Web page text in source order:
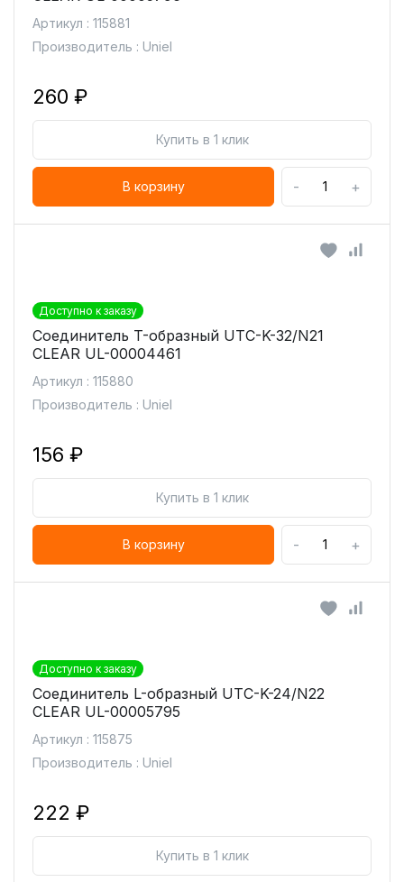
Артикул : 115881
Производитель : Uniel
260 ₽
Купить в 1 клик
В корзину - +
Доступно к заказу
Соединитель T-образный UTC-K-32/N21
CLEAR UL-00004461
Артикул : 115880
Производитель : Uniel
156 ₽
Купить в 1 клик
В корзину - +
Доступно к заказу
Соединитель L-образный UTC-K-24/N22
CLEAR UL-00005795
Артикул : 115875
Производитель : Uniel
222 ₽
Купить в 1 клик